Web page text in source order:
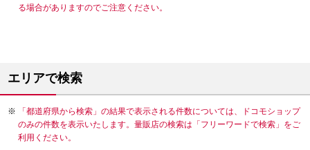
る場合がありますのでご注意ください。
エリアで検索
「都道府県から検索」の結果で表示される件数については、ドコモショップ
のみの件数を表示いたします。量販店の検索は「フリーワードで検索」をご
利用ください。